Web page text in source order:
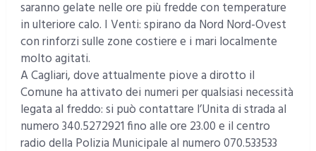
saranno gelate nelle ore più fredde con temperature
in ulteriore calo. I Venti: spirano da Nord Nord-Ovest
con rinforzi sulle zone costiere e i mari localmente
molto agitati.
A Cagliari, dove attualmente piove a dirotto il
Comune ha attivato dei numeri per qualsiasi necessità
legata al freddo: si può contattare l’Unita di strada al
numero 340.5272921 fino alle ore 23.00 e il centro
radio della Polizia Municipale al numero 070.533533